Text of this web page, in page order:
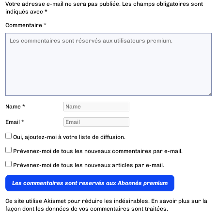
Votre adresse e-mail ne sera pas publiée. Les champs obligatoires sont
indiqués avec*
Commentaire*
Name*
Email*
Oui, ajoutez-moi à votre liste de diffusion.
Prévenez-moi de tous les nouveaux commentaires par e-mail.
Prévenez-moi de tous les nouveaux articles par e-mail.
Les commentaires sont reservés aux Abonnés premium
Ce site utilise Akismet pour réduire les indésirables. En savoir plus sur la
façon dont les données de vos commentaires sont traitées.